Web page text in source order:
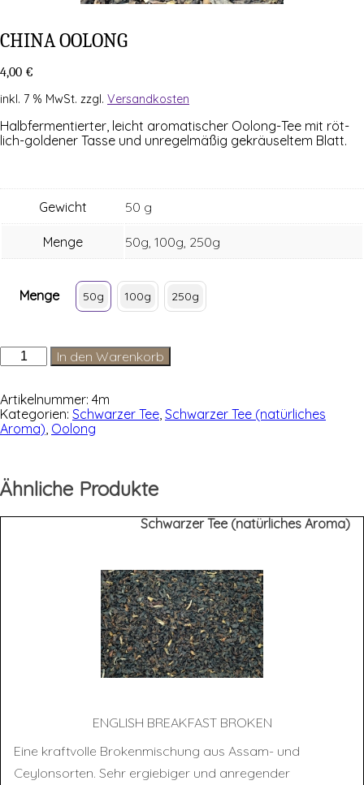
CHI­NA OOLONG
4,00 €
inkl. 7 % MwSt. zzgl. Versandkosten
Halb­fer­men­tier­ter, leicht aro­ma­ti­scher Oolong-Tee mit röt­
lich-gol­de­ner Tas­se und unre­gel­mä­ßig gekräu­sel­tem Blatt.
Gewicht 50 g
Menge 50g, 100g, 250g
Menge 50g 100g 250g
China
Oolong
In den Warenkorb
Artikelnummer: 4m
Kategorien: Schwarzer Tee Schwarzer Tee (natürliches
Aroma) Oolong
Ähnliche Produkte
Schwarzer Tee (natürliches Aroma)
ENG­LISH BREAK­FAST BROKEN
Eine kraftvolle Brokenmischung aus Assam- und
Ceylonsorten. Sehr ergiebiger und anregender